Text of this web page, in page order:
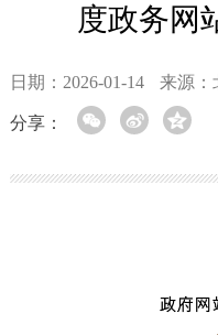
度政务网
日期：2026-01-14 来源：
分享：